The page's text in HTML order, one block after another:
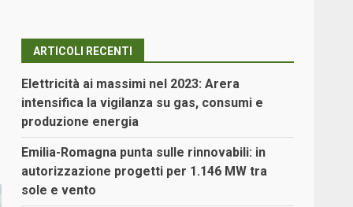
ARTICOLI RECENTI
Elettricità ai massimi nel 2023: Arera
intensifica la vigilanza su gas, consumi e
produzione energia
Emilia-Romagna punta sulle rinnovabili: in
autorizzazione progetti per 1.146 MW tra
sole e vento